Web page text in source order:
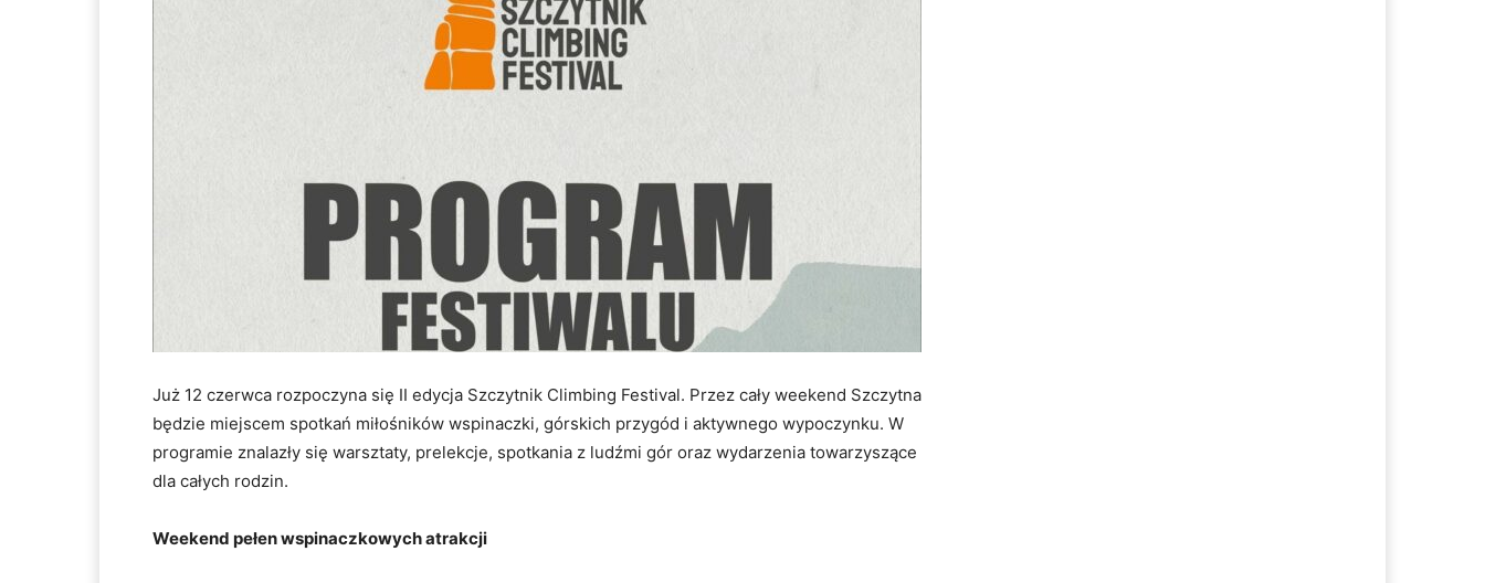
Już 12 czerwca rozpoczyna się II edycja Szczytnik Climbing Festival. Przez cały weekend Szczytna
będzie miejscem spotkań miłośników wspinaczki, górskich przygód i aktywnego wypoczynku. W
programie znalazły się warsztaty, prelekcje, spotkania z ludźmi gór oraz wydarzenia towarzyszące
dla całych rodzin.
Weekend pełen wspinaczkowych atrakcji